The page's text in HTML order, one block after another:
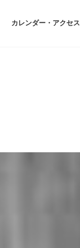
カレンダー・アクセス